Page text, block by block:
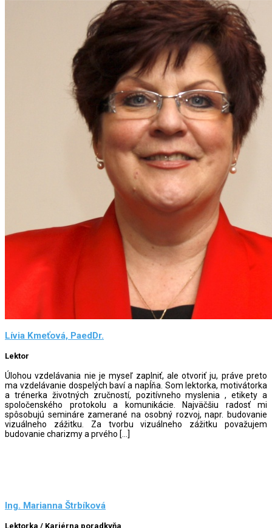
Lívia Kmeťová, PaedDr.
Lektor
Úlohou vzdelávania nie je myseľ zaplniť, ale otvoriť ju, práve preto
ma vzdelávanie dospelých baví a napĺňa. Som lektorka, motivátorka
a trénerka životných zručností, pozitívneho myslenia , etikety a
spoločenského protokolu a komunikácie. Najväčšiu radosť mi
spôsobujú semináre zamerané na osobný rozvoj, napr. budovanie
vizuálneho zážitku. Za tvorbu vizuálneho zážitku považujem
budovanie charizmy a prvého […]
Ing. Marianna Štrbíková
Lektorka / Kariérna poradkyňa